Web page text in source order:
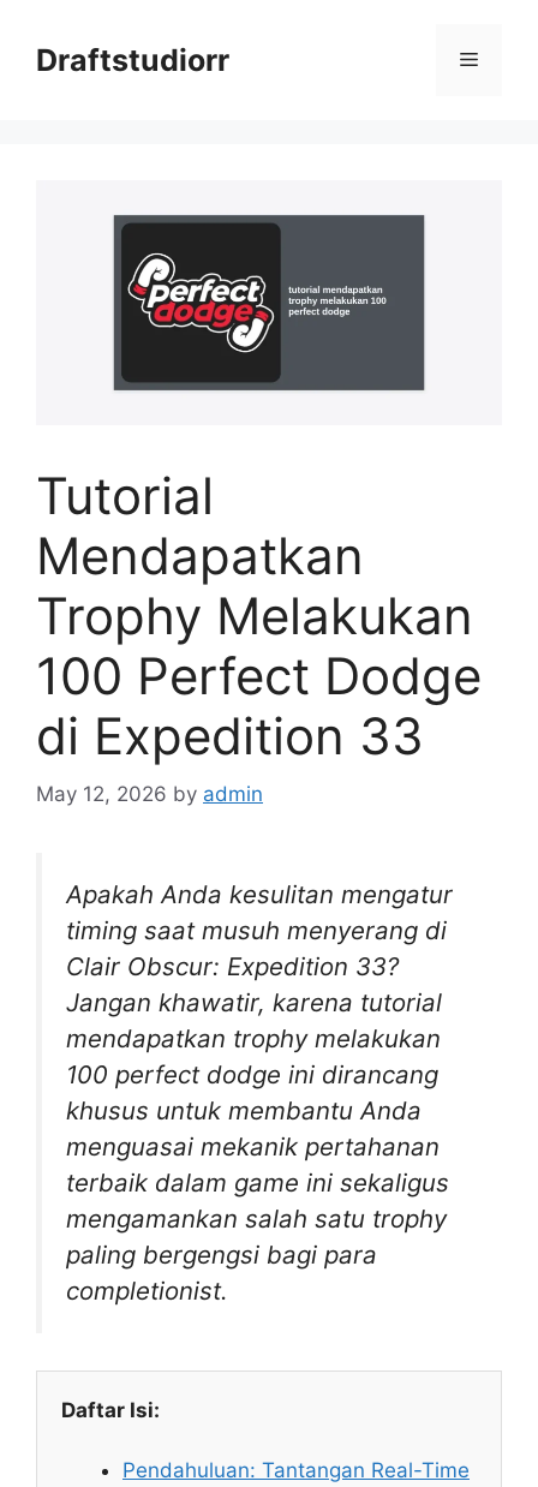
contentDraftstudiorr Menu
Tutorial
Mendapatkan
Trophy Melakukan
100 Perfect Dodge
di Expedition 33
May 12, 2026 by admin
Apakah Anda kesulitan mengatur
timing saat musuh menyerang di
Clair Obscur: Expedition 33?
Jangan khawatir, karena tutorial
mendapatkan trophy melakukan
100 perfect dodge ini dirancang
khusus untuk membantu Anda
menguasai mekanik pertahanan
terbaik dalam game ini sekaligus
mengamankan salah satu trophy
paling bergengsi bagi para
completionist.
Daftar Isi:
Pendahuluan: Tantangan Real-Time